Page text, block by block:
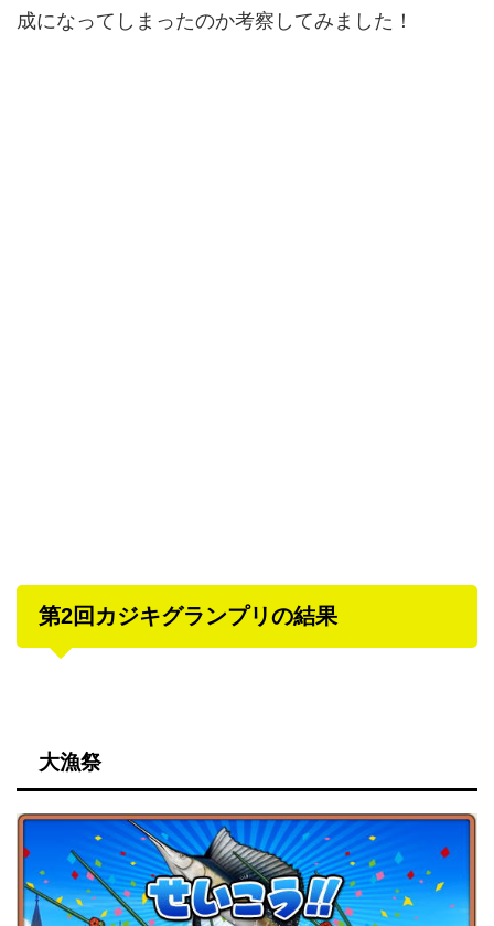
成になってしまったのか考察してみました！
第2回カジキグランプリの結果
大漁祭